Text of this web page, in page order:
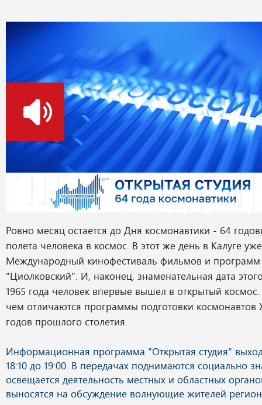
Ровно месяц остается до Дня космонавтики - 64
полета человека в космос. В этот же день в Калуге
Международный кинофестиваль фильмов и программ
"Циолковский". И, наконец, знаменательная дата
1965 года человек впервые вышел в открытый
чем отличаются программы подготовки космонавтов
годов прошлого столетия.